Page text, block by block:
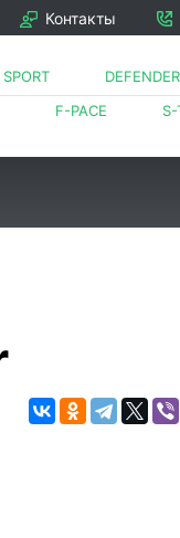
Контакты
DEFENDER
S-
F-PACE